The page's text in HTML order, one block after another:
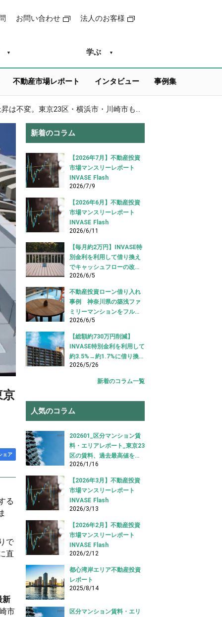
お問い合わせ 法人のお客様
学ぶ
不動産市場レポート インタビュー 事例集
区分マンション賃料・エリアレポート_全国的な賃料上昇は不変。東京23区・横浜市・川崎市も解説（2023.9版）
京
ェア
る
で
直
新
市
新着のコラム
【2026年7月】不動産投資
市場マンスリーレポート
INVASE Flash
2026/7/9
【2026年6月】不動産投資
市場マンスリーレポート
INVASE Flash
2026/6/11
【毎月約2万円】INVASE特
別金利を利用して借り換え
でキャッシュフローの改善
に成功！｜東京都江東区
【不動産投資ローン 借り換
え事例】
2026/6/5
不動産投資ローン借り入れ
事例 神奈川県の築浅ファ
ミリーマンションをフルロ
ーンで借り入れ成功【不動
産投資ローン借り入れ事
例】
2026/6/5
【総額約730万円削減】
INVASE特別金利を利用して
約3.5%→約1.7%に借り換え
成功！｜東京都中央区【不
動産投資ローン 借り換え事
2026/5/26
新着のコラム一覧
人気のコラム
202601_区分マンション賃
料・エリアレポート_東京23
区の賃料、過去最高値を更
新し続ける（2025.12版）
2026/1/16
【2026年3月】不動産投資
市場マンスリーレポート
INVASE Flash
2026/3/13
【2026年2月】不動産投資
市場マンスリーレポート
INVASE Flash
2026/2/12
都心湾岸エリア不動産投資
レポート
2025/8/14
区分マンション賃料・エリ